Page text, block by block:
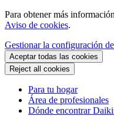
Para obtener más
Aviso de cookies.
Gestionar la configuración
Aceptar todas las cookies
Reject all cookies
Para tu hogar
Área de profesionales
Dónde encontrar